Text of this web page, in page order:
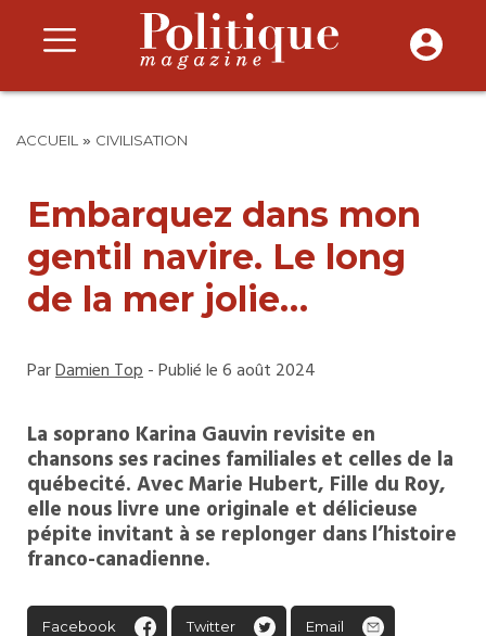
ACCUEIL » CIVILISATION
Embarquez dans mon
gentil navire. Le long
de la mer jolie…
ParDamien Top- Publié le 6 août 2024
La soprano Karina Gauvin revisite en
chansons ses racines familiales et celles de la
québecité. Avec Marie Hubert, Fille du Roy,
elle nous livre une originale et délicieuse
pépite invitant à se replonger dans l’histoire
franco-canadienne.
Facebook Twitter Email